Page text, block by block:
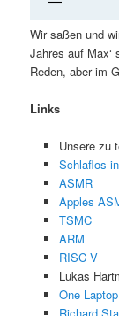
Wir saßen und
Jahres auf Max‘
Reden, aber im
Links
Unsere zu
Schlaflos
ASMR
Apples
TSMC
ARM
RISC V
Lukas
One